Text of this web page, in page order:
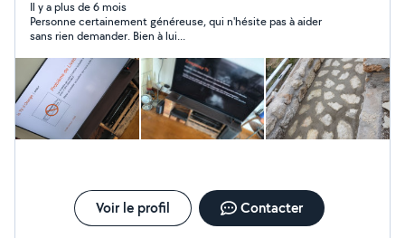
Il y a plus de 6 mois
Personne certainement généreuse, qui n'hésite pas à aider
sans rien demander. Bien à lui...
Voir le profil Contacter